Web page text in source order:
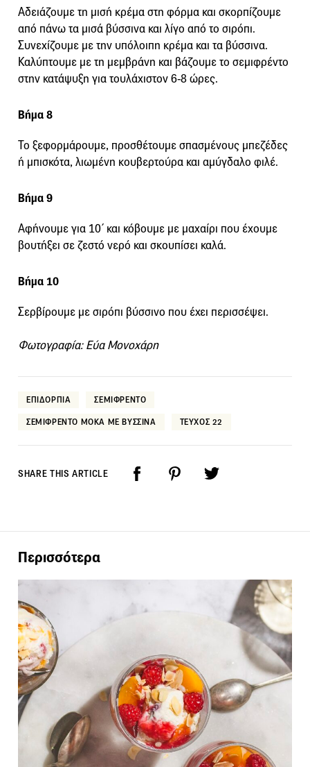
Αδειάζουμε τη μισή κρέμα στη φόρμα και σκορπίζουμε
από πάνω τα μισά βύσσινα και λίγο από το σιρόπι.
Συνεχίζουμε με την υπόλοιπη κρέμα και τα βύσσινα.
Καλύπτουμε με τη μεμβράνη και βάζουμε το σεμιφρέντο
στην κατάψυξη για τουλάχιστον 6-8 ώρες.
Βήμα 8
Το ξεφορμάρουμε, προσθέτουμε σπασμένους μπεζέδες
ή μπισκότα, λιωμένη κουβερτούρα και αμύγδαλο φιλέ.
Βήμα 9
Αφήνουμε για 10΄ και κόβουμε με μαχαίρι που έχουμε
βουτήξει σε ζεστό νερό και σκουπίσει καλά.
Βήμα 10
Σερβίρουμε με σιρόπι βύσσινο που έχει περισσέψει.
Φωτογραφία: Εύα Μονοχάρη
ΕΠΙΔΟΡΠΙΑ ΣΕΜΙΦΡΕΝΤΟ
ΣΕΜΙΦΡΕΝΤΟ ΜΟΚΑ ΜΕ ΒΥΣΣΙΝΑ ΤΕΥΧΟΣ 22
SHARE THIS ARTICLE
Περισσότερα